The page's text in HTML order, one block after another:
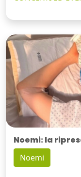
Noemi: la
Noemi